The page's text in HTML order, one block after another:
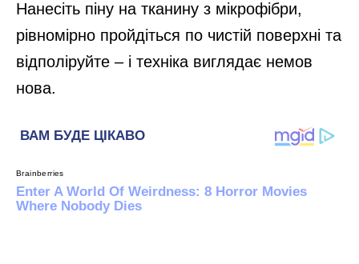
Нанесіть піну на тканину з мікрофібри,
рівномірно пройдіться по чистій поверхні та
відполіруйте – і техніка виглядає немов
нова.